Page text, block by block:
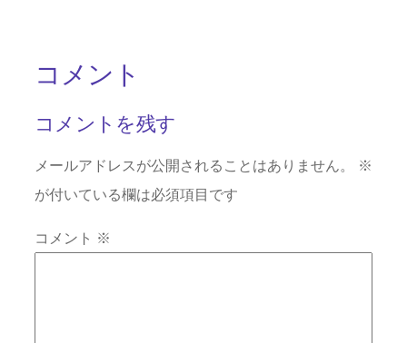
コメント
コメントを残す
メールアドレスが公開されることはありません。
※
が付いている欄は必須項目です
コメント ※